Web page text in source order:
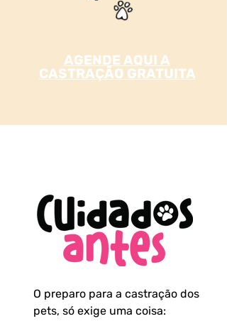
AGENDE AQUI A
CASTRAÇÃO GRATUITA
O preparo para a castração dos
pets, só exige uma coisa: